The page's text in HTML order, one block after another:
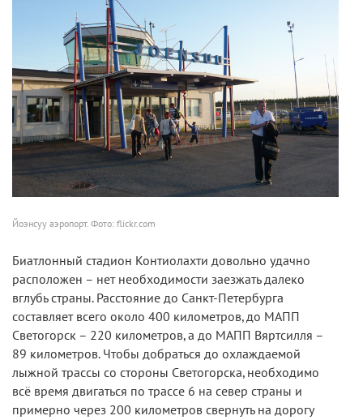
Йоэнсуу аэропорт. Фото: flickr.com
Биатлонный стадион Контиолахти довольно удачно
расположен – нет необходимости заезжать далеко
вглубь страны. Расстояние до Санкт-Петербурга
составляет всего около 400 километров, до МАПП
Светогорск – 220 километров, а до МАПП Вяртсилля –
89 километров. Чтобы добраться до охлаждаемой
лыжной трассы со стороны Светогорска, необходимо
всё время двигаться по трассе 6 на север страны и
примерно через 200 километров свернуть на дорогу